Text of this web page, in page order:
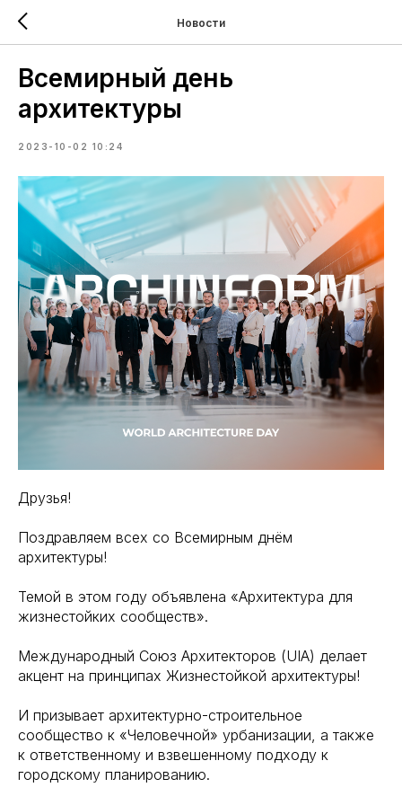
Новости
Всемирный день
архитектуры
2023-10-02 10:24
Друзья!
Поздравляем всех со Всемирным днём
архитектуры!
Темой в этом году объявлена «Архитектура для
жизнестойких сообществ».
Международный Союз Архитекторов (UIA) делает
акцент на принципах Жизнестойкой архитектуры!
И призывает архитектурно-строительное
сообщество к «Человечной» урбанизации, а также
к ответственному и взвешенному подходу к
городскому планированию.